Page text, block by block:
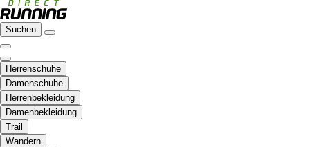
Suchen
Herrenschuhe
Damenschuhe
Herrenbekleidung
Damenbekleidung
Trail
Wandern